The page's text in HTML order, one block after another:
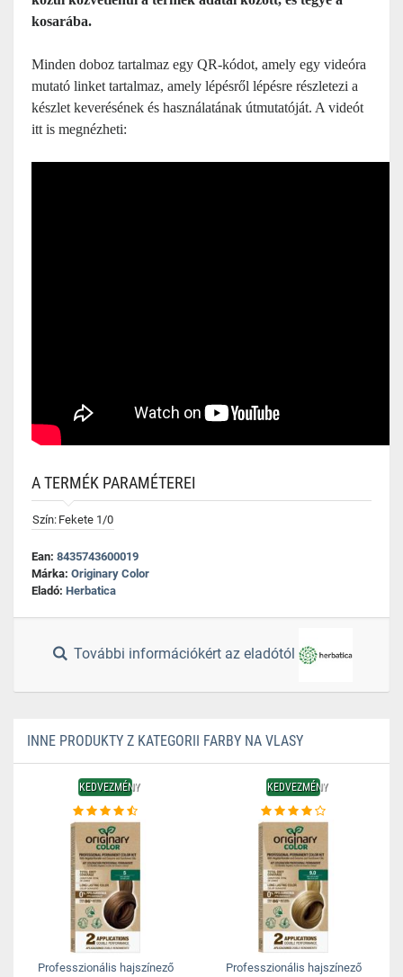
kosarába.
Minden doboz tartalmaz egy QR-kódot, amely egy videóra
mutató linket tartalmaz, amely lépésről lépésre részletezi a
készlet keverésének és használatának útmutatóját. A videót
itt is megnézheti:
A TERMÉK PARAMÉTEREI
Szín: Fekete 1/0
Ean: 8435743600019
Márka: Originary Color
Eladó: Herbatica
További információkért az eladótól
INNE PRODUKTY Z KATEGORII FARBY NA VLASY
KEDVEZMÉNY
Professzionális hajszínező
KEDVEZMÉNY
Professzionális hajszínező